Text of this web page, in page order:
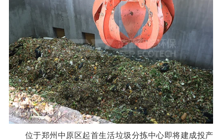
橡胶破胶机组
风选机 滚筒筛
磁选机 涡电流分选机
脉冲除尘器 轮胎抽丝机
位于郑州中原区起首生活垃圾分拣中心即将建成投产